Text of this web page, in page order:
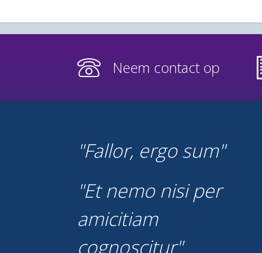
Neem contact op
Fallor, ergo sum
Et nemo nisi per
amicitiam
cognoscitur